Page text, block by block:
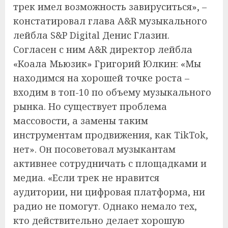
трек имел возможность завируситься», –
констатировал глава A&R музыкального
лейбла S&P Digital Денис Глазин.
Согласен с ним A&R директор лейбла
«Коала Мьюзик» Григорий Юлкин: «Мы
находимся на хорошей точке роста –
входим в топ-10 по объему музыкального
рынка. Но существует проблема
массовости, а замены таким
инструментам продвижения, как TikTok,
нет». Он посоветовал музыкантам
активнее сотрудничать с площадками и
медиа. «Если трек не нравится
аудитории, ни цифровая платформа, ни
радио не помогут. Однако немало тех,
кто действительно делает хорошую